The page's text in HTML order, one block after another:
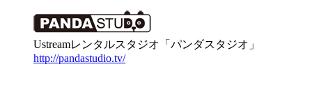
Ustreamレンタルスタジオ「パンダスタジオ」
http://pandastudio.tv/